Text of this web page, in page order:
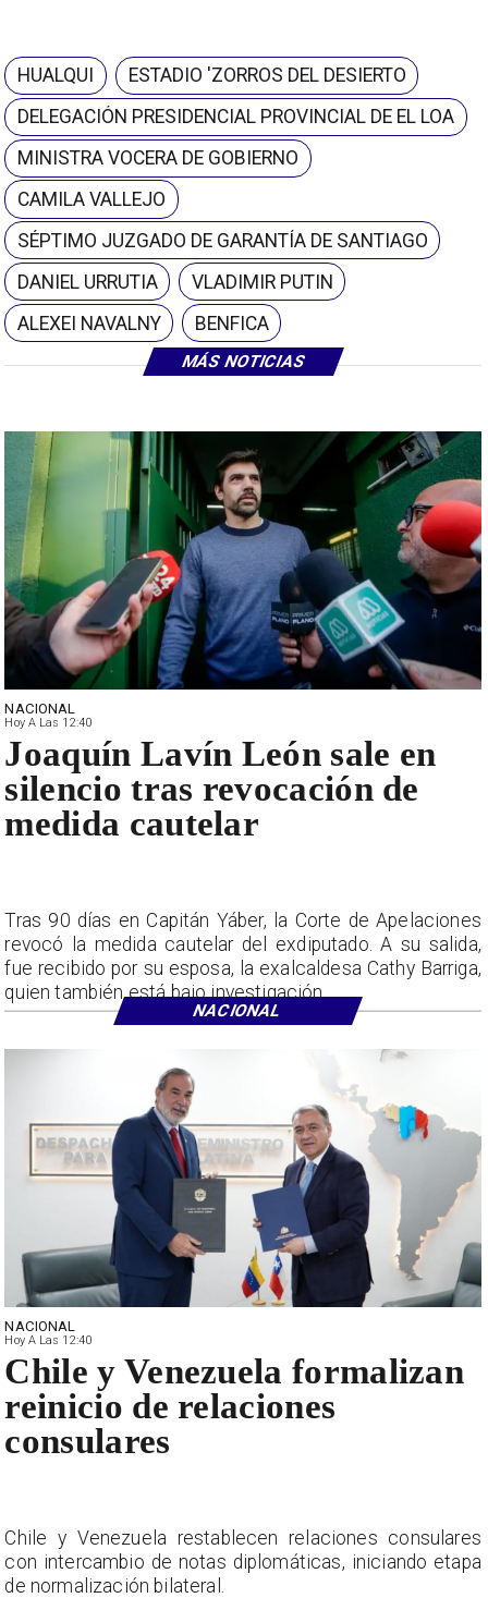
MÁS NOTICIAS
HUALQUI
ESTADIO 'ZORROS DEL DESIERTO
DELEGACIÓN PRESIDENCIAL PROVINCIAL DE EL LOA
MINISTRA VOCERA DE GOBIERNO
CAMILA VALLEJO
SÉPTIMO JUZGADO DE GARANTÍA DE SANTIAGO
DANIEL URRUTIA
VLADIMIR PUTIN
ALEXEI NAVALNY
BENFICA
NACIONAL
Hoy A Las 12:40
Chile y Venezuela formalizan
reinicio de relaciones
consulares
Chile y Venezuela restablecen relaciones consulares
con intercambio de notas diplomáticas, iniciando etapa
de normalización bilateral.
NACIONAL
Hoy A Las 12:40
Joaquín Lavín León sale en
silencio tras revocación de
medida cautelar
Tras 90 días en Capitán Yáber, la Corte de Apelaciones
revocó la medida cautelar del exdiputado. A su salida,
fue recibido por su esposa, la exalcaldesa Cathy Barriga,
quien también está bajo investigación.
NACIONAL